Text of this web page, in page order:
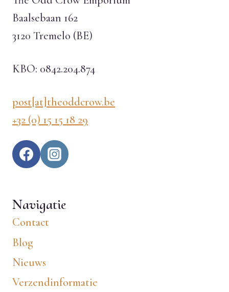
Baalsebaan 162
3120 Tremelo (BE)
KBO: 0842.204.874
post[at]theoddcrow.be
+32 (0) 15 15 18 29
Navigatie
Contact
Blog
Nieuws
Verzendinformatie